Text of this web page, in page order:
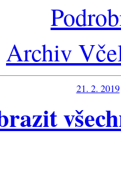
Archiv
21. 2. 2019